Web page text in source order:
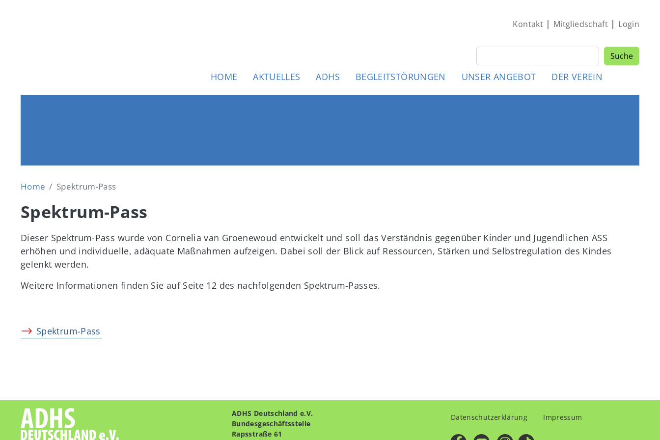
Suche Suche
Kontakt| Mitgliedschaft | Login
Hauptnavigation
HOME AKTUELLES ADHS BEGLEITSTÖRUNGEN UNSER ANGEBOT DER VEREIN
Home Spektrum-Pass
Spektrum-Pass
Dieser Spektrum-Pass wurde von Cornelia van Groenewoud entwickelt und soll das Verständnis gegenüber Kinder und Jugendlichen ASS
erhöhen und individuelle, adäquate Maßnahmen aufzeigen. Dabei soll der Blick auf Ressourcen, Stärken und Selbstregulation des Kindes
gelenkt werden.
Weitere Informationen finden Sie auf Seite 12 des nachfolgenden Spektrum-Passes.
Spektrum-Pass
ADHS Deutschland e.V.
Bundesgeschäftsstelle
Rapsstraße 61
Fußzeilenmenü
Datenschutzerklärung Impressum